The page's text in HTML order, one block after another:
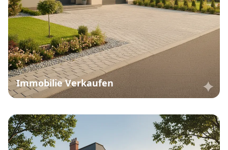
Immobilie Verkaufen